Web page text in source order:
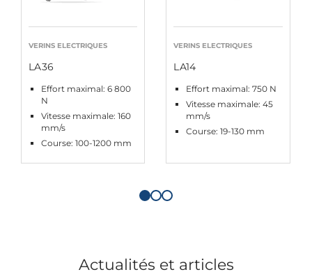
VERINS ELECTRIQUES
LA36
Effort maximal: 6 800
N
Vitesse maximale: 160
mm/s
Course: 100-1200 mm
VERINS ELECTRIQUES
LA14
Effort maximal: 750 N
Vitesse maximale: 45
mm/s
Course: 19-130 mm
Actualités et articles